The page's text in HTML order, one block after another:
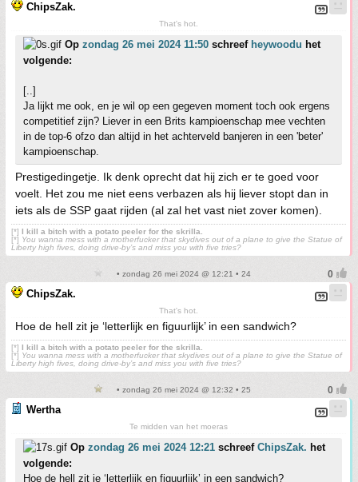
ChipsZak.
That's hot.
Op zondag 26 mei 2024 11:50 schreef heywoodu het
volgende:
[..]
Ja lijkt me ook, en je wil op een gegeven moment toch ook ergens
competitief zijn? Liever in een Brits kampioenschap mee vechten
in de top-6 ofzo dan altijd in het achterveld banjeren in een 'beter'
kampioenschap.
Prestigedingetje. Ik denk oprecht dat hij zich er te goed voor
voelt. Het zou me niet eens verbazen als hij liever stopt dan in
iets als de SSP gaat rijden (al zal het vast niet zover komen).
[*] I kill a bitch with a potato peeler for the skrilla.
[*] You wanna mess with a motherfucker that skydives out of a plane to give the Statue of
Liberty high fives, doing drive-by’s and miss you with five tries?
• zondag 26 mei 2024 @ 12:21 • 24
ChipsZak.
That's hot.
Hoe de hell zit je ‘letterlijk en figuurlijk’ in een sandwich?
[*] I kill a bitch with a potato peeler for the skrilla.
[*] You wanna mess with a motherfucker that skydives out of a plane to give the Statue of
Liberty high fives, doing drive-by’s and miss you with five tries?
• zondag 26 mei 2024 @ 12:32 • 25
Wertha
Te midden van het moeras
Op zondag 26 mei 2024 12:21 schreef ChipsZak. het
volgende:
Hoe de hell zit je ‘letterlijk en figuurlijk’ in een sandwich?